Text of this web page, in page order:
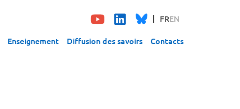
FREN
Enseignement Diffusion des savoirs Contacts